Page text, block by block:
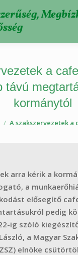
a
távú
kormánytól
A szakszervezetek
arra kérik a
a
elősegítő
pedig
ig szóló
a Magyar
elnöke